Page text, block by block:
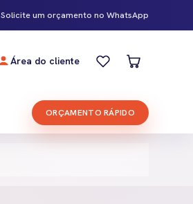
Solicite um orçamento no WhatsApp
Área do cliente
ORÇAMENTO RÁPIDO